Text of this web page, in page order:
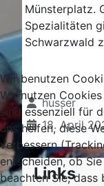
Münsterplatz.
Spezialitäten
Schwarzwald
Details
husser
18. April
Links
Wir benutzen
Wir nutzen
sind essenziell für
uns helfen, diese
verbessern
entscheiden, ob
beachten Sie,